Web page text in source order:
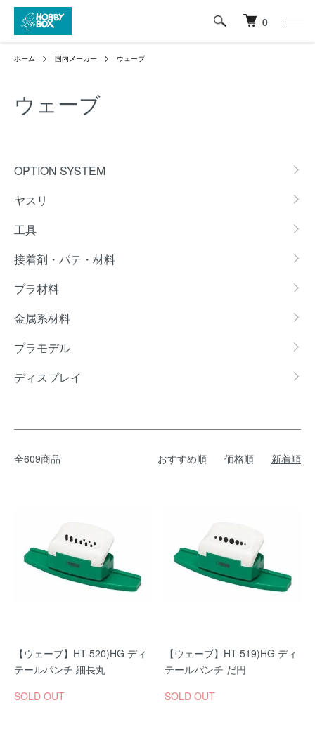
0
ホーム 国内メーカー ウェーブ
ウェーブ
OPTION SYSTEM
ヤスリ
工具
接着剤・パテ・材料
プラ材料
金属系材料
プラモデル
ディスプレイ
全609商品 おすすめ順 価格順 新着順
【ウェーブ】HT-520)HG ディ
テールパンチ 細長丸
SOLD OUT
【ウェーブ】HT-519)HG ディ
テールパンチ だ円
SOLD OUT